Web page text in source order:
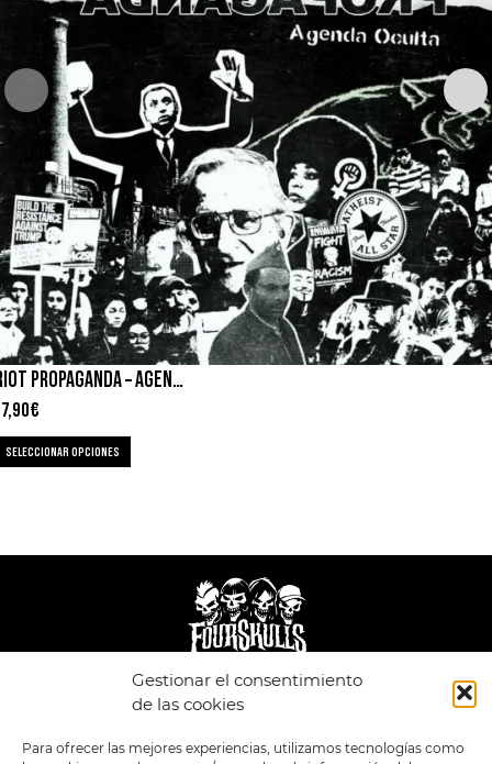
Gestionar el consentimiento
de las cookies
Para ofrecer las mejores experiencias, utilizamos tecnologías como
RIOT PROPAGANDA – AGENDA OCULTA
€
SELECCIONAR OPCIONES
PRIVACIDAD
FORMATOS
PREVENTAS